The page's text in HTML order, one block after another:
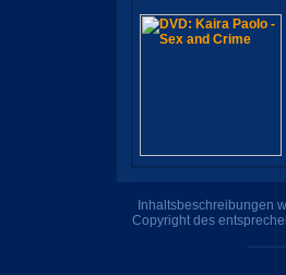
Inhaltsbeschreibungen
Copyright des